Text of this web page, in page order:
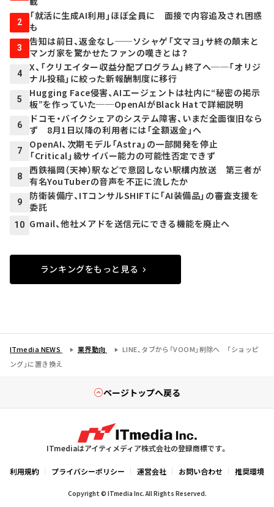
2
「就活に生成AI利用」ほぼ全員に 面接で内容追及され困惑
も
3
告知は前日、返金なし──ソシャゲ「文マヨ」サ終の顛末と
マンガ家を驚かせたファンの嘆きとは？
4
X、「クリエイター収益分配プログラム」終了へ──「オリジ
ナル投稿」に絞った新報酬制度に移行
5
Hugging Face侵害、AIエージェントは社内に“秘密の掲示
板”を作っていた──OpenAIがBlack Hatで詳細説明
6
ドコモ・バイクシェアのシステム障害、いまだ全面復旧なら
ず 8月1日以降の利用者には「全額返金」へ
7
OpenAI、次期モデル「Astra」の一部開発を停止
「Critical」級サイバー能力の可能性否定できず
8
西鉄福岡（天神）駅などで意図しない駅構内放送 第三者が
有名YouTuberの音声を不正に流したか
9
防衛装備庁、ITコンサルSHIFTに「AI装備品」の審査支援を
委託
10 Gmail、他社メアドを送信元にできる機能を廃止へ
ランキングをもっと見る
ITmedia NEWS 業界動向
LINE、タブから「VOOM」削除へ 「ショッピ
ング」に置き換え
ページトップへ戻る
ITmediaはアイティメディア株式会社の登録商標です。
利用規約 プライバシーポリシー 運営会社 お問い合わせ 推奨環境
Copyright © ITmedia Inc. All Rights Reserved.